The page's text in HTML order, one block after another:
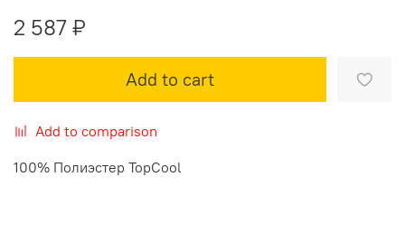
2 587 ₽
Add to cart
Add to comparison
100% Полиэстер TopCool